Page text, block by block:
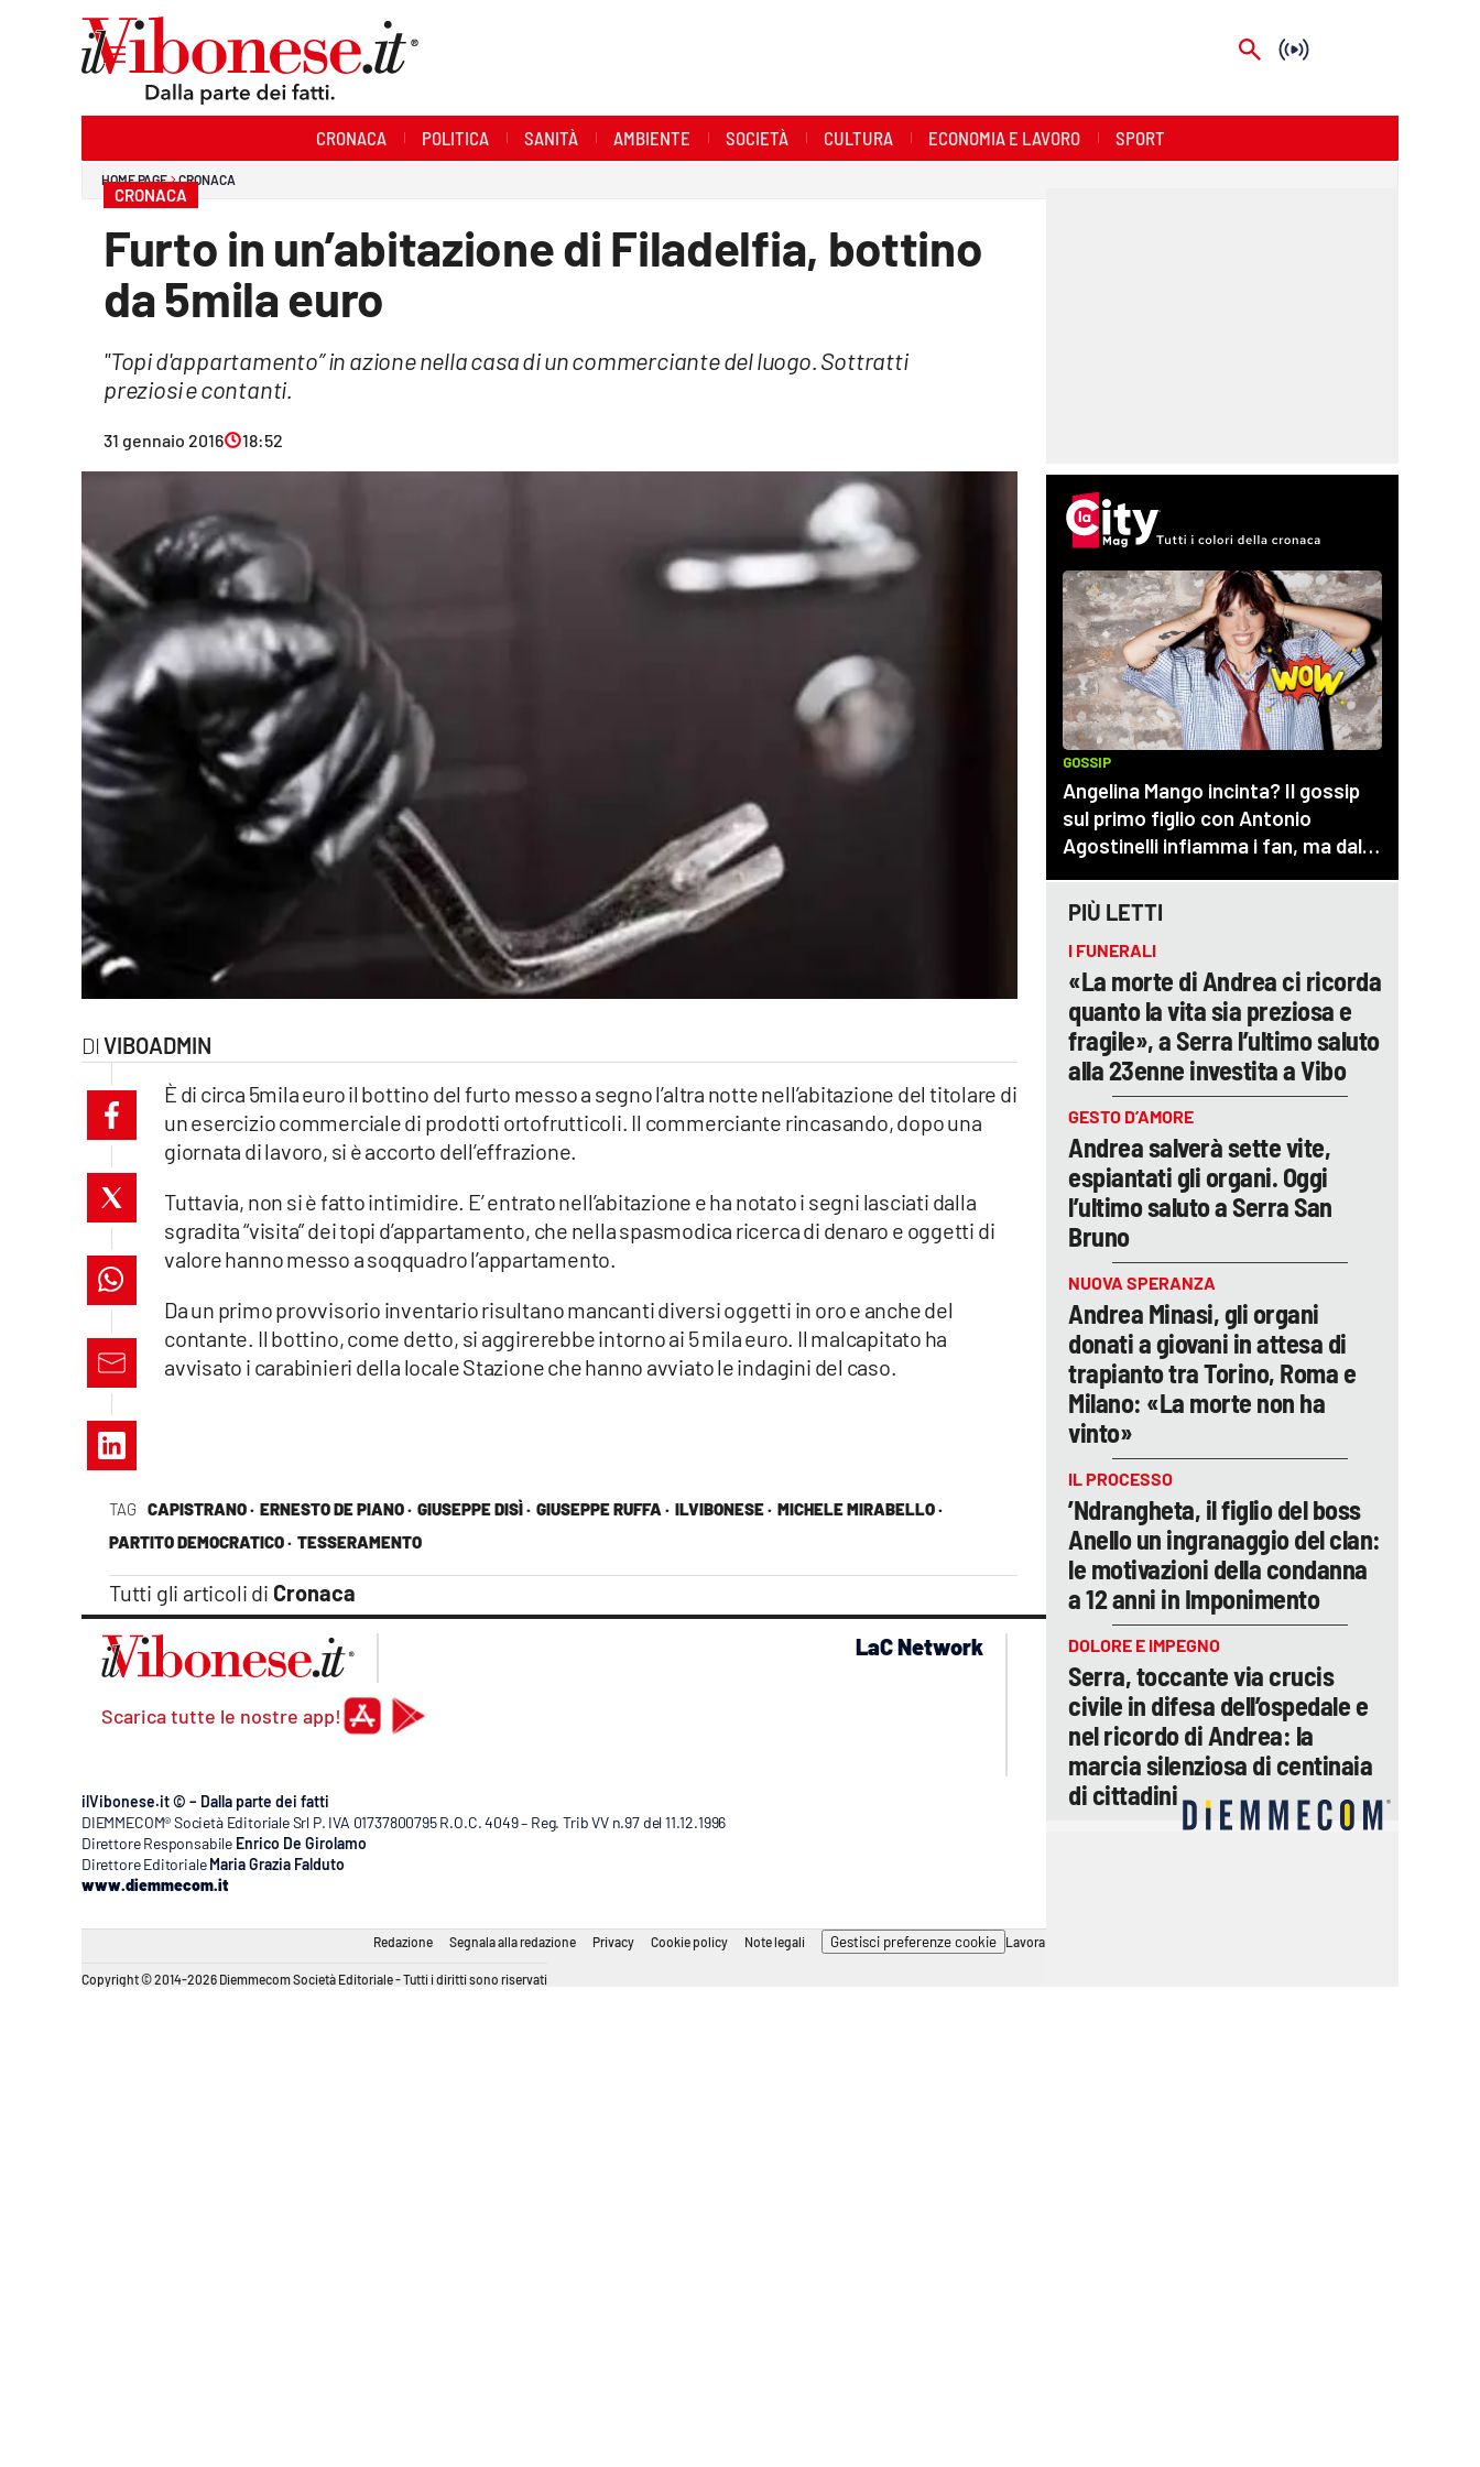
Streaming
Lac Network
lacitymag.it
cosenzachannel.it
ilvibonese.it
catanzarochannel.it
lacapitalenews.it
CRONACA POLITICA SANITÀ AMBIENTE SOCIETÀ CULTURA ECONOMIA E LAVORO SPORT
HOME PAGE CRONACA
CRONACA
Furto in un’abitazione di Filadelfia, bottino
da 5mila euro
"Topi d'appartamento” in azione nella casa di un commerciante del luogo. Sottratti
preziosi e contanti.
31 gennaio 2016 18:52
VIBOADMIN
TAG CAPISTRANO · ERNESTO DE PIANO · GIUSEPPE DISÌ · GIUSEPPE RUFFA · ILVIBONESE · MICHELE MIRABELLO ·
PARTITO DEMOCRATICO · TESSERAMENTO
Tutti gli articoli di Cronaca
È di circa 5mila euro il bottino del furto messo a segno l’altra notte nell’abitazione del titolare di
un esercizio commerciale di prodotti ortofrutticoli. Il commerciante rincasando, dopo una
giornata di lavoro, si è accorto dell’effrazione.
Tuttavia, non si è fatto intimidire. E’ entrato nell’abitazione e ha notato i segni lasciati dalla
sgradita “visita” dei topi d’appartamento, che nella spasmodica ricerca di denaro e oggetti di
valore hanno messo a soqquadro l’appartamento.
Da un primo provvisorio inventario risultano mancanti diversi oggetti in oro e anche del
contante. Il bottino, come detto, si aggirerebbe intorno ai 5 mila euro. Il malcapitato ha
avvisato i carabinieri della locale Stazione che hanno avviato le indagini del caso.
PIÙ LETTI
I FUNERALI
«La morte di Andrea ci ricorda
quanto la vita sia preziosa e
fragile», a Serra l’ultimo saluto
alla 23enne investita a Vibo
GESTO D’AMORE
Andrea salverà sette vite,
espiantati gli organi. Oggi
l’ultimo saluto a Serra San
Bruno
NUOVA SPERANZA
Andrea Minasi, gli organi
donati a giovani in attesa di
trapianto tra Torino, Roma e
Milano: «La morte non ha
vinto»
IL PROCESSO
’Ndrangheta, il figlio del boss
Anello un ingranaggio del clan:
le motivazioni della condanna
a 12 anni in Imponimento
DOLORE E IMPEGNO
Serra, toccante via crucis
civile in difesa dell’ospedale e
nel ricordo di Andrea: la
marcia silenziosa di centinaia
di cittadini
Scarica tutte le nostre app!
LaC Network
lacplay.it
lactv.it
laconair.it
lacitymag.it
lacapitalenews.it
ilreggino.it
cosenzachannel.it
catanzarochannel.it
ilVibonese.it © – Dalla parte dei fatti
DIEMMECOM® Società Editoriale Srl P. IVA 01737800795 R.O.C. 4049 – Reg. Trib VV n.97 del 11.12.1996
Direttore Responsabile Enrico De Girolamo
Direttore Editoriale Maria Grazia Falduto
www.diemmecom.it
Redazione Segnala alla redazione Privacy Cookie policy Note legali Gestisci preferenze cookie Lavora con noi
Copyright © 2014-2026 Diemmecom Società Editoriale - Tutti i diritti sono riservati